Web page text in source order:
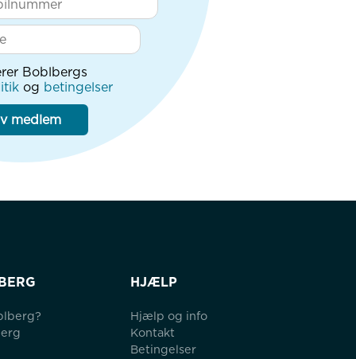
Boblbergs
og betingelser
medlem
HJÆLP
Hjælp og info
Kontakt
Betingelser